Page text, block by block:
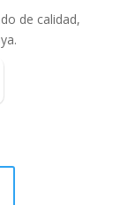
de calidad,